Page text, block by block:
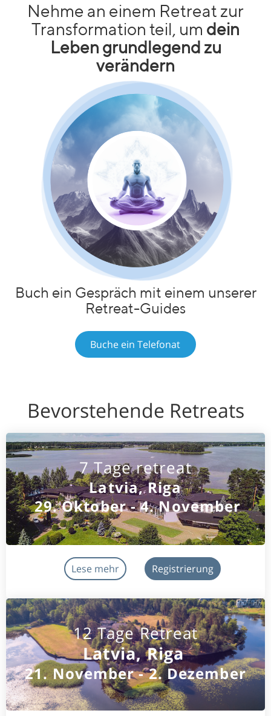
Nehme an einem Retreat zur
Transformation teil, um dein
Leben grundlegend zu
verändern
Buch ein Gespräch mit einem unserer
Retreat-Guides
Buche ein Telefonat
Bevorstehende Retreats
7 Tage retreat
Latvia, Riga
29. Oktober - 4. November
Lese mehr Registrierung
12 Tage Retreat
Latvia, Riga
21. November - 2. Dezember